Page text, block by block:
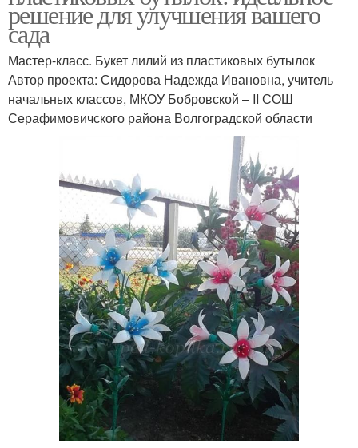
решение для улучшения вашего
сада
Мастер-класс. Букет лилий из пластиковых бутылок
Автор проекта: Сидорова Надежда Ивановна, учитель
начальных классов, МКОУ Бобровской – ΙΙ СОШ
Серафимовичского района Волгоградской области